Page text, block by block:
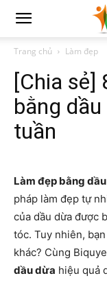
Trang chủ Làm đẹp
[Chia sẻ]
bằng
tuần
Làm đẹp bằng
pháp làm đẹp tự
của dầu dừa được
tóc. Tuy nhiên,
khác? Cùng
dầu dừa hiệu quả